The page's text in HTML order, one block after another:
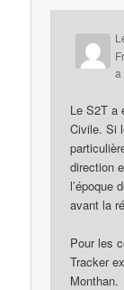
a
Le S2T a
Civile. Si
direction
l’époque
avant la
Pour les
Tracker
Monthan.